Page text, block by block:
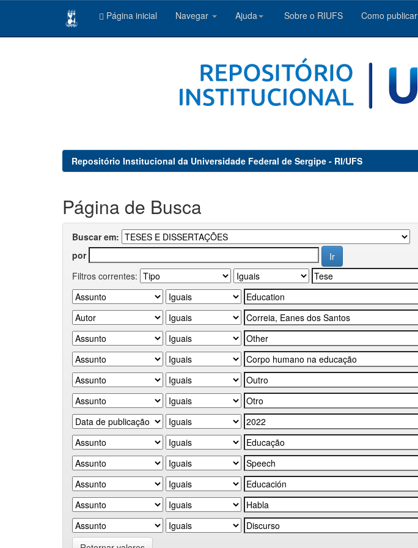
Página inicial Navegar Ajuda Sobre o RIUFS Como publicar
Repositório Institucional da Universidade Federal de Sergipe - RI/UFS
Página de Busca
Buscar em:
por
Filtros correntes: